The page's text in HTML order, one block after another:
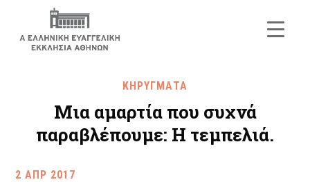
ΚΗΡΥΓΜΑΤΑ
Μια αμαρτία που συχνά
παραβλέπουμε: Η τεμπελιά.
2 ΑΠΡ 2017